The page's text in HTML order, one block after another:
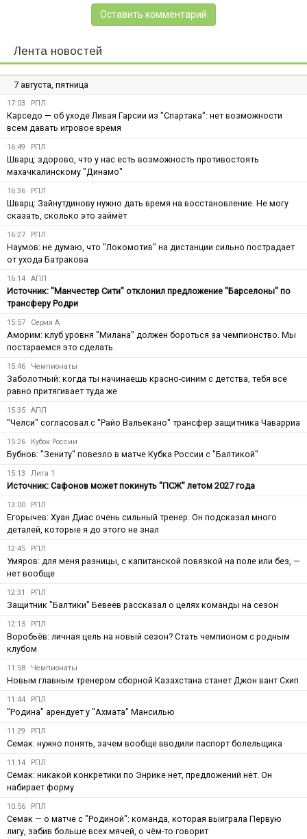
Оставить комментарий
Лента новостей
7 августа, пятница
17:03 РПЛ
Карседо — об уходе Ливая Гарсии из "Спартака": нет возможности
всем давать игровое время
16:49 РПЛ
Шварц: здорово, что у нас есть возможность противостоять
махачкалинскому "Динамо"
16:36 РПЛ
Шварц: Зайнутдинову нужно дать время на восстановление. Не могу
сказать, сколько это займёт
16:27 РПЛ
Наумов: не думаю, что "Локомотив" на дистанции сильно пострадает
от ухода Батракова
16:14 АПЛ
Источник: "Манчестер Сити" отклонил предложение "Барселоны" по
трансферу Родри
15:57 Серия А
Аморим: клуб уровня "Милана" должен бороться за чемпионство. Мы
постараемся это сделать
15:46 Чемпионаты
Заболотный: когда ты начинаешь красно-синим с детства, тебя все
равно притягивает туда же
15:35 АПЛ
"Челси" согласовал с "Райо Вальекано" трансфер защитника Чаварриа
15:26 Кубок России
Бубнов: "Зениту" повезло в матче Кубка России с "Балтикой"
15:13 Лига 1
Источник: Сафонов может покинуть "ПСЖ" летом 2027 года
13:00 РПЛ
Егорычев: Хуан Диас очень сильный тренер. Он подсказал много
деталей, которые я до этого не знал
12:45 РПЛ
Умяров: для меня разницы, с капитанской повязкой на поле или без, —
нет вообще
12:31 РПЛ
Защитник "Балтики" Бевеев рассказал о целях команды на сезон
12:15 РПЛ
Воробьёв: личная цель на новый сезон? Стать чемпионом с родным
клубом
11:58 Чемпионаты
Новым главным тренером сборной Казахстана станет Джон вант Схип
11:44 РПЛ
"Родина" арендует у "Ахмата" Мансилью
11:29 РПЛ
Семак: нужно понять, зачем вообще вводили паспорт болельщика
11:14 РПЛ
Семак: никакой конкретики по Энрике нет, предложений нет. Он
набирает форму
10:56 РПЛ
Семак — о матче с "Родиной": команда, которая выиграла Первую
лигу, забив больше всех мячей, о чём-то говорит